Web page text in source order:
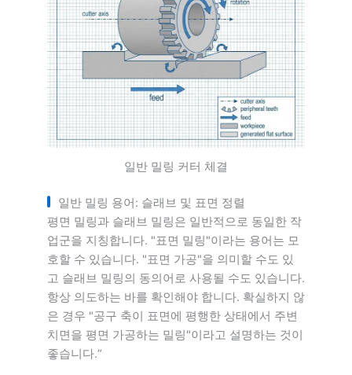
일반 밀링 커터 체결
일반 밀링 용어: 슬래브 및 표면 정렬
평면 밀링과 슬래브 밀링은 일반적으로 동일한 작
업군을 지칭합니다. "표면 밀링"이라는 용어는 모
호할 수 있습니다. "표면 가공"을 의미할 수도 있
고 슬래브 밀링의 동의어로 사용될 수도 있습니다.
항상 의도하는 바를 확인해야 합니다. 확실하지 않
은 경우 "공구 축이 표면에 평행한 상태에서 주변
치면을 평면 가공하는 밀링"이라고 설명하는 것이
좋습니다.“